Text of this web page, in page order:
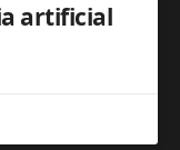
artificial